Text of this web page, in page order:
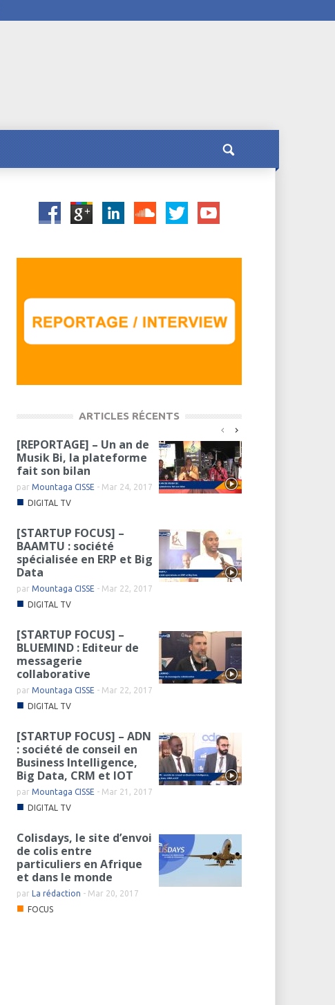
ARTICLES RÉCENTS
[REPORTAGE] – Un an de
Musik Bi, la plateforme
fait son bilan
parMountaga CISSE - Mar 24, 2017
■ DIGITAL TV
[STARTUP FOCUS] –
BAAMTU : société
spécialisée en ERP et Big
Data
parMountaga CISSE - Mar 22, 2017
■ DIGITAL TV
[STARTUP FOCUS] –
BLUEMIND : Editeur de
messagerie
collaborative
parMountaga CISSE - Mar 22, 2017
■ DIGITAL TV
[STARTUP FOCUS] – ADN
: société de conseil en
Business Intelligence,
Big Data, CRM et IOT
parMountaga CISSE - Mar 21, 2017
■ DIGITAL TV
Colisdays, le site d’envoi
de colis entre
particuliers en Afrique
et dans le monde
parLa rédaction - Mar 20, 2017
■ FOCUS